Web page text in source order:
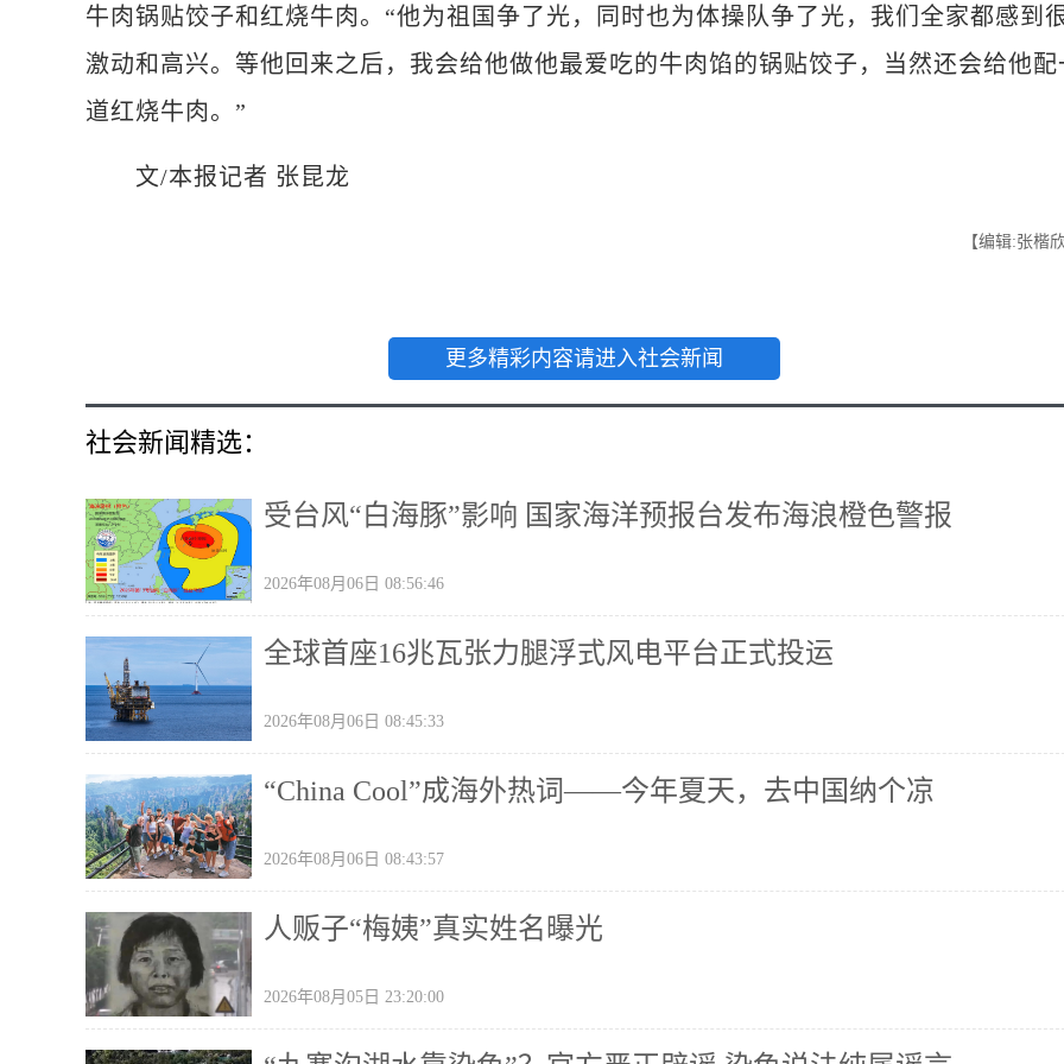
牛肉锅贴饺子和红烧牛肉。“他为祖国争了光，同时也为体操队争了光，我们全家都感到
激动和高兴。等他回来之后，我会给他做他最爱吃的牛肉馅的锅贴饺子，当然还会给他配
道红烧牛肉。”
文/本报记者 张昆龙
【编辑:张楷欣
更多精彩内容请进入社会新闻
社会新闻精选：
受台风“白海豚”影响 国家海洋预报台发布海浪橙色警报
2026年08月06日 08:56:46
全球首座16兆瓦张力腿浮式风电平台正式投运
2026年08月06日 08:45:33
“China Cool”成海外热词——今年夏天，去中国纳个凉
2026年08月06日 08:43:57
人贩子“梅姨”真实姓名曝光
2026年08月05日 23:20:00